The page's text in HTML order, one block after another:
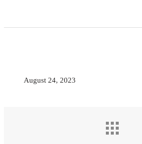
August 24, 2023